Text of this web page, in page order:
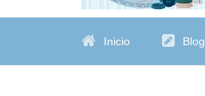
Inicio Blog